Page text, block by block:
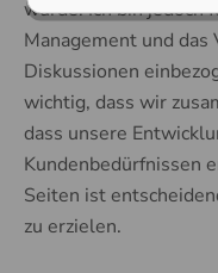
würde. Ich bin jedoch
Management und
Diskussionen
wichtig, dass wir
dass unsere
Kundenbedürfnissen
Seiten ist
zu erzielen.